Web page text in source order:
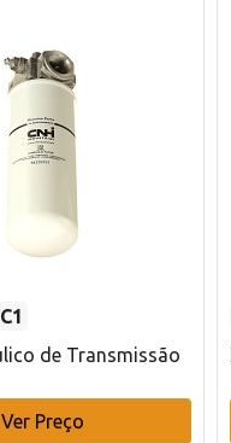
de Transmissão
Ver Preço